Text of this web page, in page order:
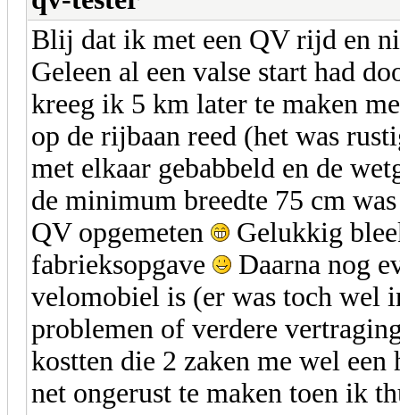
Blij dat ik met een QV rijd en
Geleen al een valse start had
kreeg ik 5 km later te maken
op de rijbaan reed (het was
met elkaar gebabbeld en de
de minimum breedte 75 cm
QV opgemeten
Gelukkig
fabrieksopgave
Daarna nog
velomobiel is (er was toch wel
problemen of verdere
kostten die 2 zaken me wel
net ongerust te maken toen ik